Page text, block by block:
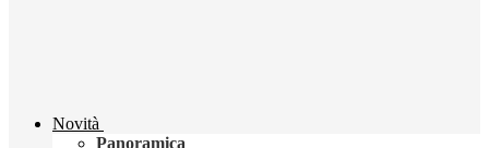
Novità
Panoramica